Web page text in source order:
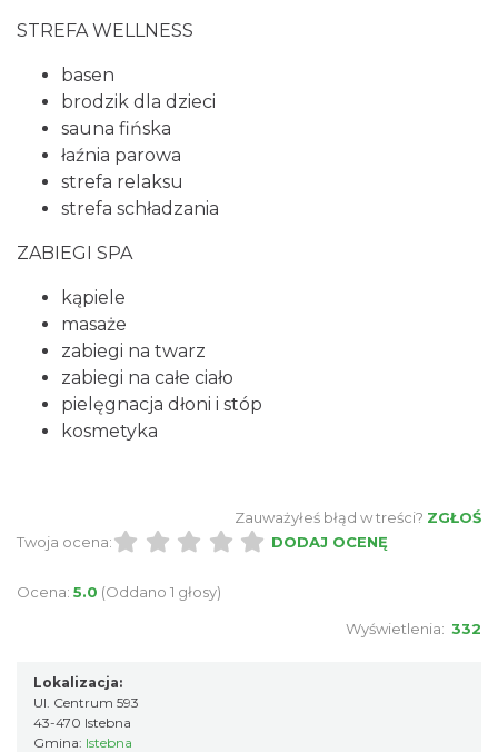
STREFA WELLNESS
basen
brodzik dla dzieci
sauna fińska
łaźnia parowa
strefa relaksu
strefa schładzania
ZABIEGI SPA
kąpiele
masaże
zabiegi na twarz
zabiegi na całe ciało
pielęgnacja dłoni i stóp
kosmetyka
Zauważyłeś błąd w treści? ZGŁOŚ
Twoja ocena:
DODAJ OCENĘ
Ocena: 5.0 (Oddano 1 głosy)
Wyświetlenia: 332
Lokalizacja:
Ul. Centrum 593
43-470 Istebna
Gmina: Istebna